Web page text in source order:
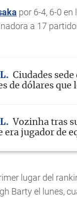
por 6-4, 6-0
a 17
Ciudades
de dólares que
Vozinha tras
era jugador de
lugar del
Barty el lunes,